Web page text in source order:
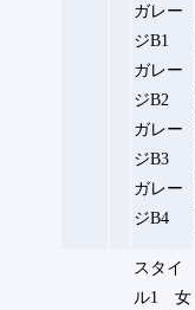
ガレー
ジB1
ガレー
ジB2
ガレー
ジB3
ガレー
ジB4
スタイ
ル1 女